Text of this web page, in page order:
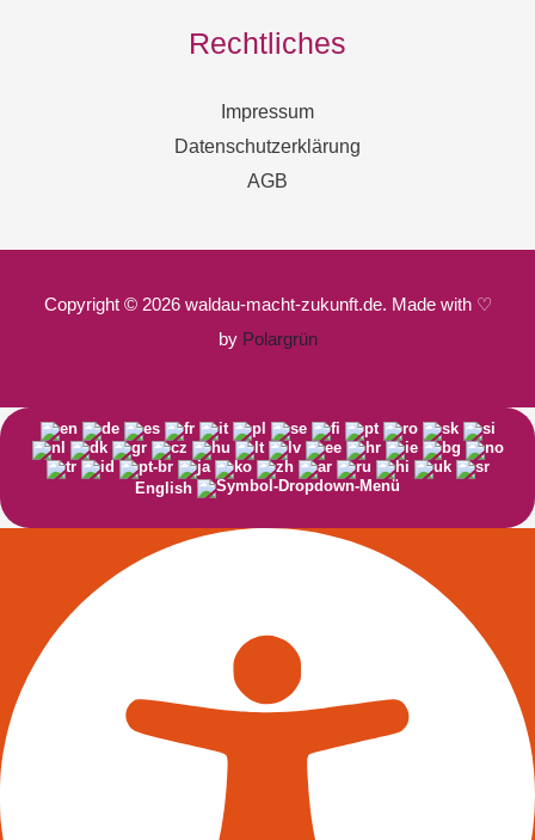
Rechtliches
Impressum
Datenschutzerklärung
AGB
Copyright © 2026 waldau-macht-zukunft.de. Made with ♡
by Polargrün
English